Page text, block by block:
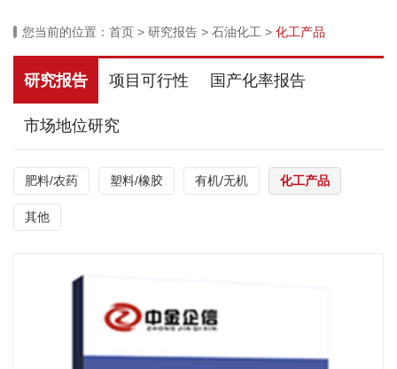
您当前的位置： 首页 > 研究报告 > 石油化工 > 化工产品
研究报告 项目可行性 国产化率报告
市场地位研究
肥料/农药 塑料/橡胶 有机/无机 化工产品
其他